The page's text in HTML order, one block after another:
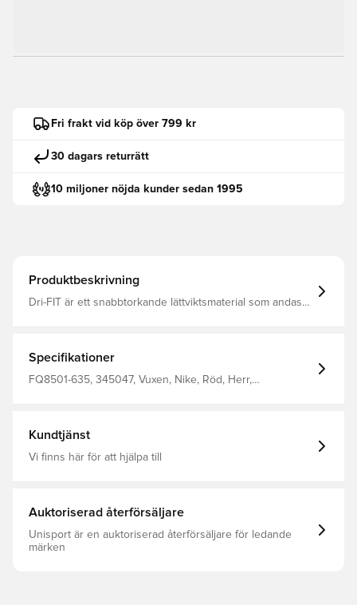
Fri frakt vid köp över 799 kr
30 dagars returrätt
10 miljoner nöjda kunder sedan 1995
Produktbeskrivning
Dri-FIT är ett snabbtorkande lättviktsmaterial som andas
Specifikationer
FQ8501-635, 345047, Vuxen, Nike, Röd, Herr,
Kundtjänst
Vi finns här för att hjälpa till
Auktoriserad återförsäljare
Unisport är en auktoriserad återförsäljare för ledande
märken